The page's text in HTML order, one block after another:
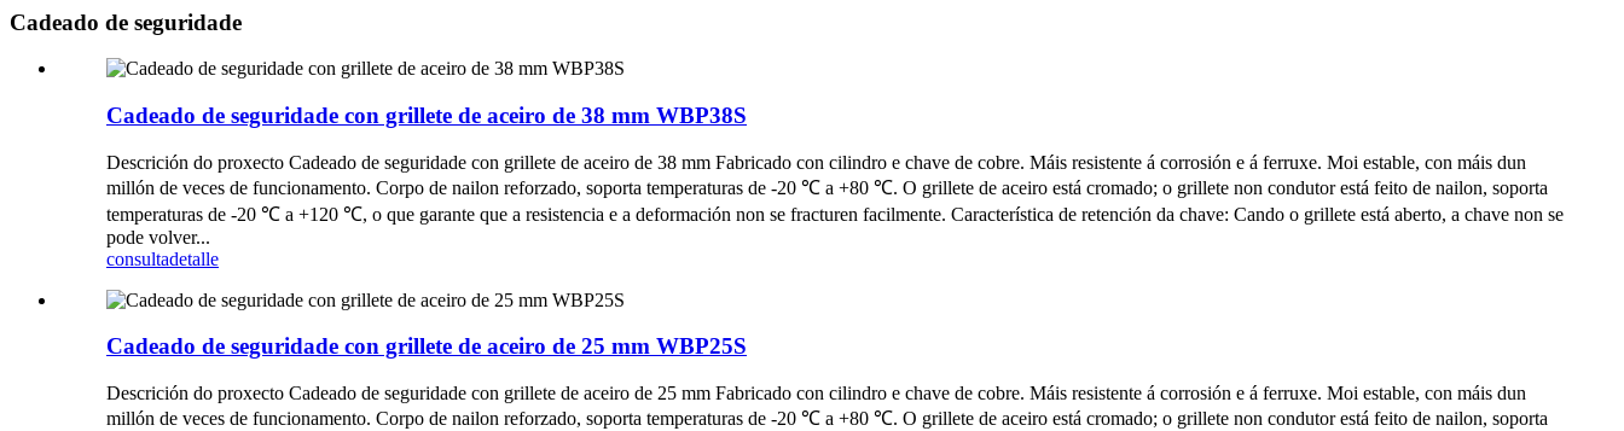
Cadeado de seguridade
Cadeado de seguridade con grillete de aceiro de 38 mm WBP38S
Descrición do proxecto Cadeado de seguridade con grillete de aceiro de 38 mm Fabricado con cilindro e chave de cobre. Máis resistente á corrosión e á ferruxe. Moi estable, con máis dun
millón de veces de funcionamento. Corpo de nailon reforzado, soporta temperaturas de -20 ℃ a +80 ℃. O grillete de aceiro está cromado; o grillete non condutor está feito de nailon, soporta
temperaturas de -20 ℃ a +120 ℃, o que garante que a resistencia e a deformación non se fracturen facilmente. Característica de retención da chave: Cando o grillete está aberto, a chave non se
pode volver...
consultadetalle
Cadeado de seguridade con grillete de aceiro de 25 mm WBP25S
Descrición do proxecto Cadeado de seguridade con grillete de aceiro de 25 mm Fabricado con cilindro e chave de cobre. Máis resistente á corrosión e á ferruxe. Moi estable, con máis dun
millón de veces de funcionamento. Corpo de nailon reforzado, soporta temperaturas de -20 ℃ a +80 ℃. O grillete de aceiro está cromado; o grillete non condutor está feito de nailon, soporta